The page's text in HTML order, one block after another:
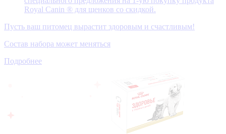
Royal Canin ® для щенков со скидкой.
Пусть ваш питомец вырастит здоровым и счастливым!
Состав набора может меняться
Подробнее